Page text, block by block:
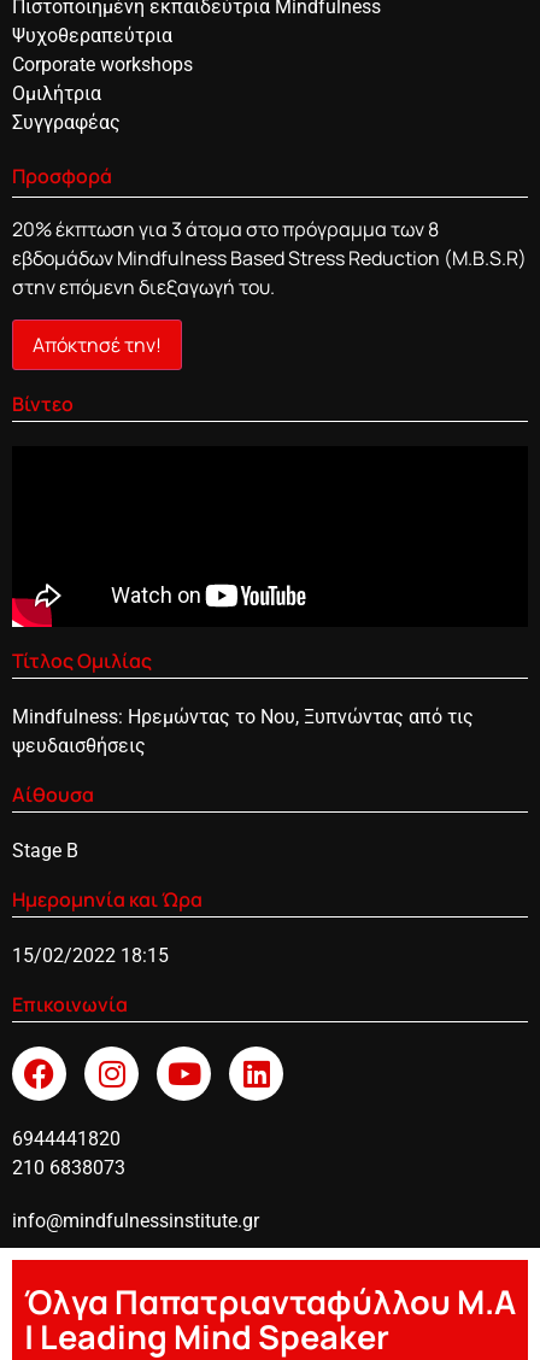
Όλγα Παπατριανταφύλλου Μ.Α
| Leading Mind Speaker
Πιστοποιημένη εκπαιδεύτρια Mindfulness
Ψυχοθεραπεύτρια
Corporate workshops
Oμιλήτρια
Συγγραφέας
Προσφορά
20% έκπτωση για 3 άτομα στο πρόγραμμα των 8
εβδομάδων Mindfulness Based Stress Reduction (M.B.S.R)
στην επόμενη διεξαγωγή του.
Απόκτησέ την!
Βίντεο
Τίτλος Ομιλίας
Mindfulness: Ηρεμώντας το Νου, Ξυπνώντας από τις
ψευδαισθήσεις
Αίθουσα
Stage B
Ημερομηνία και Ώρα
15/02/2022 18:15
Επικοινωνία
6944441820
210 6838073
info@mindfulnessinstitute.gr